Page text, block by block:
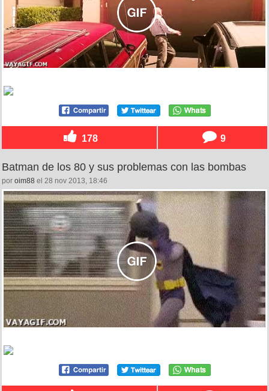
178 9
Batman de los 80 y sus problemas con las bombas
por oim88 el 28 nov 2013, 18:46